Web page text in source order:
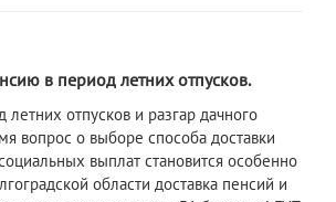
в период летних отпусков.
летних отпусков и разгар дачного
вопрос о выборе способа доставки
выплат становится особенно
области доставка пенсий и